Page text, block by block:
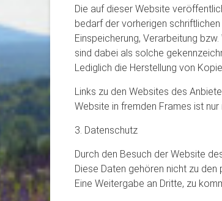
Die auf dieser Website
bedarf der vorherigen
Einspeicherung, Verarbeitung
sind dabei als solche
Lediglich die Herstellung von
Links zu den Websites des
Website in fremden Frames ist nur
3. Datenschutz
Durch den Besuch der Website
Diese Daten gehören nicht zu
Eine Weitergabe an Dritte, zu